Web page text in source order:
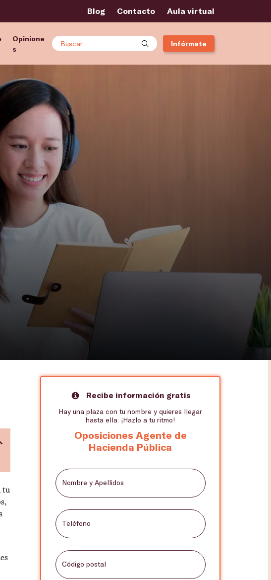
Blog Contacto Aula virtual
Opinione
s
Buscar Infórmate
tu
Recibe información gratis
Hay una plaza con tu nombre y quieres llegar
hasta ella. ¡Hazlo a tu ritmo!
Oposiciones Agente de
Hacienda Pública
Nombre y Apellidos
Teléfono
Código postal